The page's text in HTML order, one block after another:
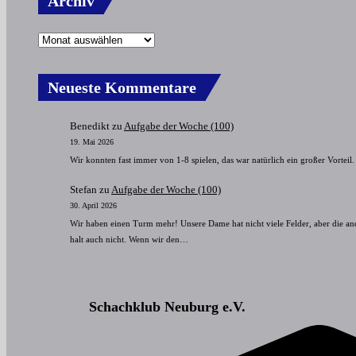
Neueste Kommentare
Benedikt zu Aufgabe der Woche (100)
19. Mai 2026
Wir konnten fast immer von 1-8 spielen, das war natürlich ein großer Vorteil.
Stefan zu Aufgabe der Woche (100)
30. April 2026
Wir haben einen Turm mehr! Unsere Dame hat nicht viele Felder, aber die
halt auch nicht. Wenn wir den…
Schachklub Neuburg e.V.